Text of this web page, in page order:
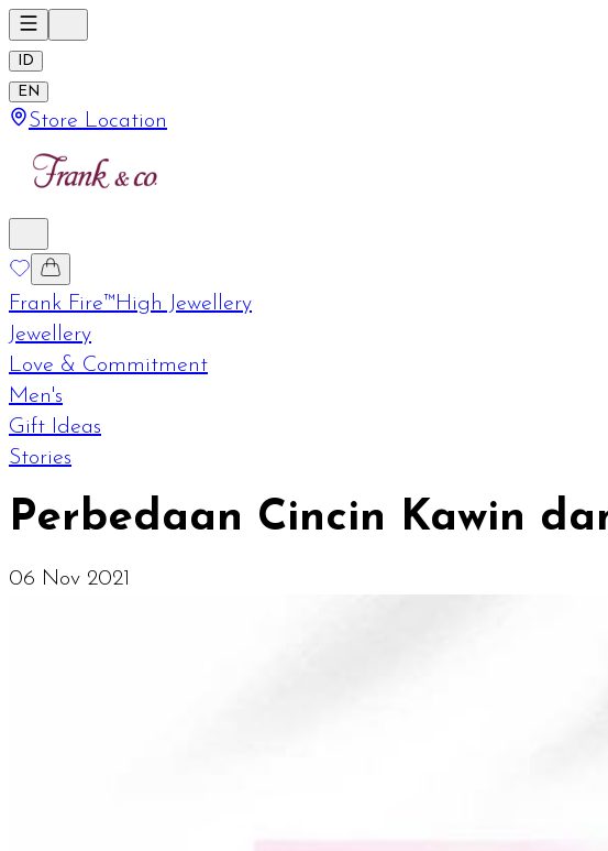
ID
EN
Store Location
Frank Fire™High Jewellery
Jewellery
Love & Commitment
Men's
Gift Ideas
Stories
Perbedaan Cincin Kawin
06 Nov 2021